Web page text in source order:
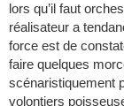
lors qu’il faut
réalisateur a
force est de
faire quelques
scénaristiquement
volontiers